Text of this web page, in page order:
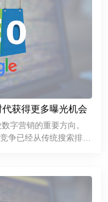
获得更多曝光机会
字营销的重要方向。
争已经从传统搜索排名